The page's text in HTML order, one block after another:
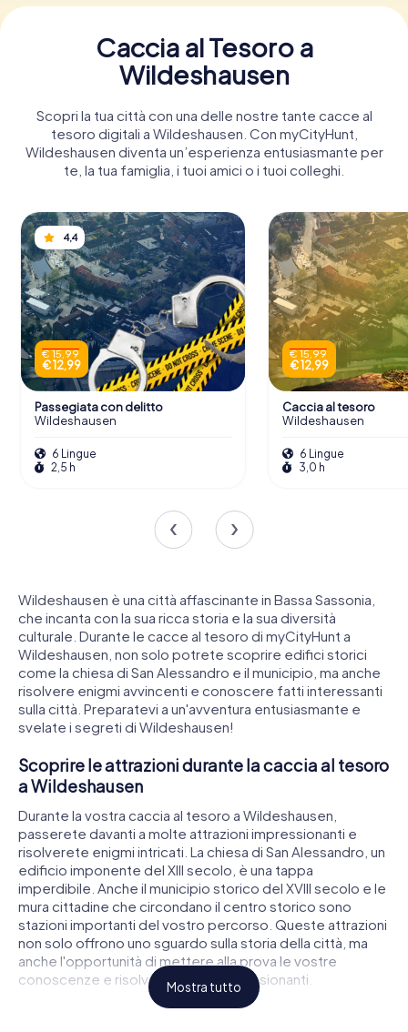
Caccia al Tesoro a
Wildeshausen
Scopri la tua città con una delle nostre tante cacce al
tesoro digitali a Wildeshausen. Con myCityHunt,
Wildeshausen diventa un’esperienza entusiasmante per
te, la tua famiglia, i tuoi amici o i tuoi colleghi.
4,4
€ 15,99
€ 12,99
Passegiata con delitto
Wildeshausen
6 Lingue
2,5 h
€ 15,99
€ 12,99
Caccia al tesoro
Wildeshausen
6 Lingue
3,0 h
Wildeshausen è una città affascinante in Bassa Sassonia,
che incanta con la sua ricca storia e la sua diversità
culturale. Durante le cacce al tesoro di myCityHunt a
Wildeshausen, non solo potrete scoprire edifici storici
come la chiesa di San Alessandro e il municipio, ma anche
risolvere enigmi avvincenti e conoscere fatti interessanti
sulla città. Preparatevi a un'avventura entusiasmante e
svelate i segreti di Wildeshausen!
Scoprire le attrazioni durante la caccia al tesoro
a Wildeshausen
Durante la vostra caccia al tesoro a Wildeshausen,
passerete davanti a molte attrazioni impressionanti e
risolverete enigmi intricati. La chiesa di San Alessandro, un
edificio imponente del XIII secolo, è una tappa
imperdibile. Anche il municipio storico del XVIII secolo e le
mura cittadine che circondano il centro storico sono
stazioni importanti del vostro percorso. Queste attrazioni
non solo offrono uno sguardo sulla storia della città, ma
anche l'opportunità di mettere alla prova le vostre
conoscenze e risolvere enigmi appassionanti.
Mostra tutto